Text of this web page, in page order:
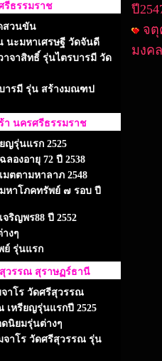
รีธรรมราช
สวนขัน
นะมหาเศรษฐี วัดจันดี
จาสิทธิ์ รุ่นไตรบารมี วัด
ารมี รุ่น สร้างมณฑป
า นครศรีธรรมราช
ญรุ่นแรก 2525
องอายุ 72 ปี 2538
ตตามหาลาภ 2548
หาโภคทรัพย์ ๗ รอบ ปี
ริญพร88 ปี 2552
งๆ
ย์ รุ่นแรก
วรรณ สุราษฏร์ธานี
าโร วัดศรีสุวรรณ
เหรียญรุ่นแรกปี 2525
นิยมรุ่นต่างๆ
จาโร วัดศรีสุวรรณ รุ่น
ปี
จตุ
มงค